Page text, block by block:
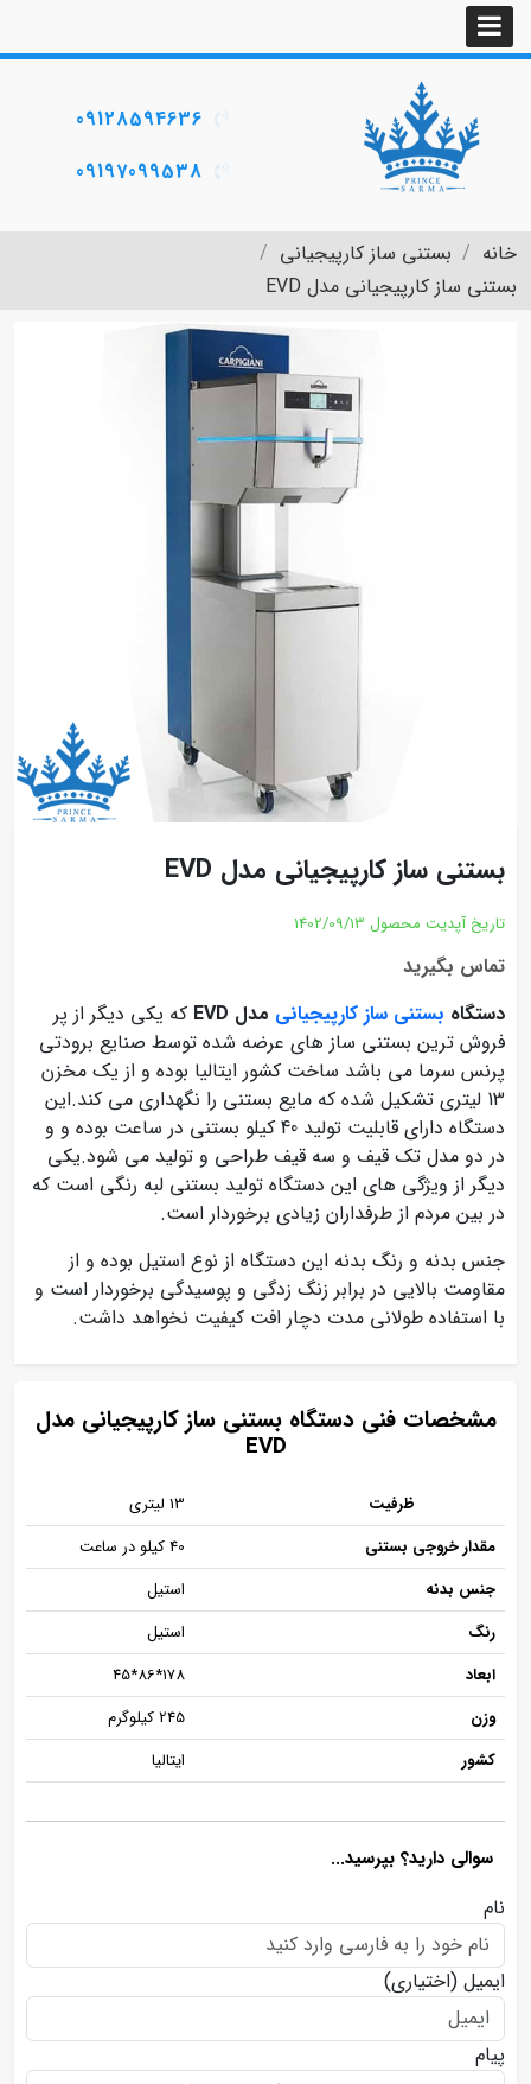
09128594636
09197099538
خانه
بستنی ساز کارپیجیانی
بستنی ساز کارپیجیانی مدل EVD
بستنی ساز کارپیجیانی مدل EVD
تاریخ آپدیت محصول 1402/09/13
تماس بگیرید
دستگاه بستنی ساز کارپیجیانی مدل EVD
که یکی دیگر از پر
فروش ترین بستنی ساز های عرضه شده توسط صنایع برودتی
پرنس سرما می باشد ساخت کشور ایتالیا بوده و از یک مخزن
13 لیتری تشکیل شده که مایع بستنی را نگهداری می کند.این
دستگاه دارای قابلیت تولید 40 کیلو بستنی در ساعت بوده و و
در دو مدل تک قیف و سه قیف طراحی و تولید می شود.یکی
دیگر از ویژگی های این دستگاه تولید بستنی لبه رنگی است که
در بین مردم از طرفداران زیادی برخوردار است.
جنس بدنه و رنگ بدنه این دستگاه از نوع استیل بوده و از
مقاومت بالایی در برابر زنگ زدگی و پوسیدگی برخوردار است و
با استفاده طولانی مدت دچار افت کیفیت نخواهد داشت.
مشخصات فنی دستگاه بستنی ساز کارپیجیانی مدل
EVD
ظرفیت
13 لیتری
مقدار خروجی بستنی
40 کیلو در ساعت
جنس بدنه
استیل
رنگ
استیل
ابعاد
178*86*45
وزن
245 کیلوگرم
کشور
ایتالیا
سوالی دارید؟ بپرسید...
نام
ایمیل (اختیاری)
پیام